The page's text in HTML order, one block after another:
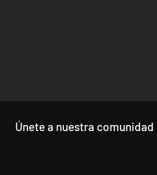
Únete a nuestra comunidad